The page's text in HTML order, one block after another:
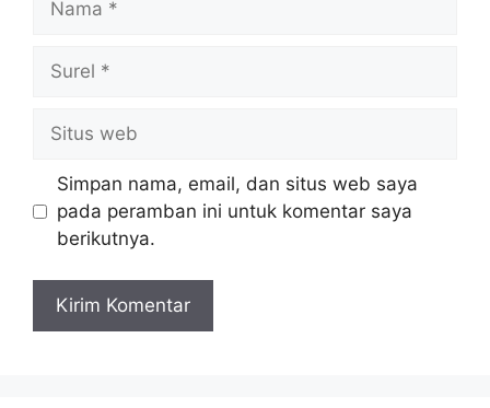
web
Simpan nama, email, dan situs web saya
pada peramban ini untuk komentar saya
berikutnya.